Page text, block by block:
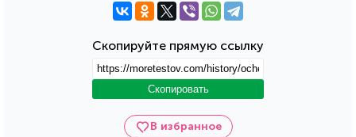
В избранное
Скопируйте прямую ссылку
Скопировать